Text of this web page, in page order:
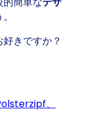
きですか？
、